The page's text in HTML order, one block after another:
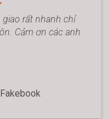
rất nhanh chỉ
Cảm ơn các anh
Fakebook